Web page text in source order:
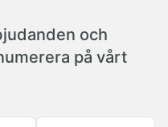
och
på vårt